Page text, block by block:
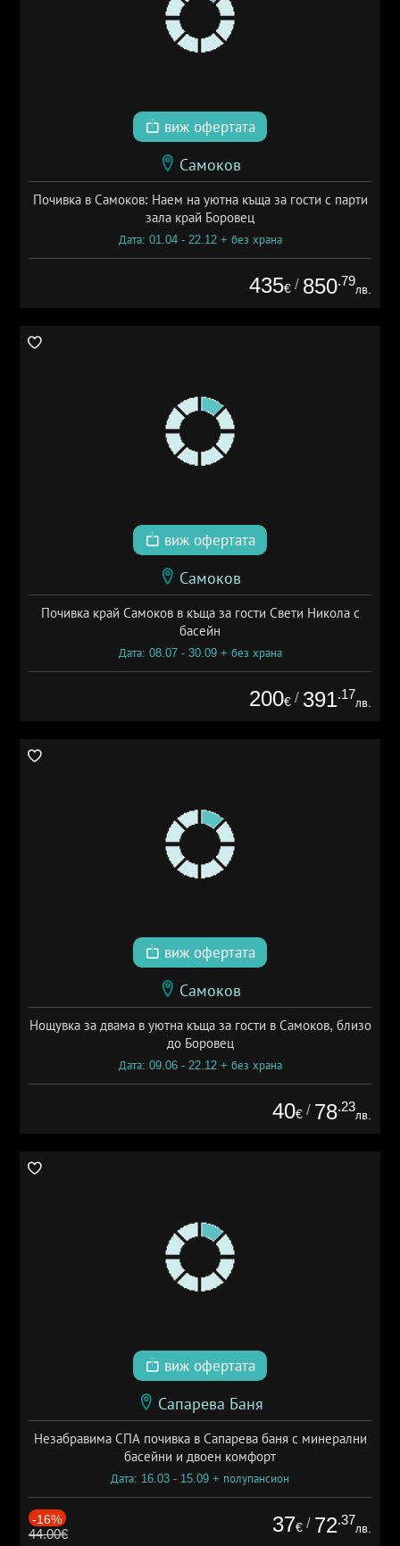
виж офертата
Самоков
Почивка в Самоков: Наем на уютна къща за гости с парти
зала край Боровец
Дата: 01.04 - 22.12 + без храна
435€ / 850.79
лв.
виж офертата
Самоков
Почивка край Самоков в къща за гости Свети Никола с
басейн
Дата: 08.07 - 30.09 + без храна
200€ / 391.17
лв.
виж офертата
Самоков
Нощувка за двама в уютна къща за гости в Самоков, близо
до Боровец
Дата: 09.06 - 22.12 + без храна
40€ / 78.23
лв.
виж офертата
Сапарева Баня
Незабравима СПА почивка в Сапарева баня с минерални
басейни и двоен комфорт
Дата: 16.03 - 15.09 + полупансион
-16%
44.00€ 37€ / 72.37
лв.